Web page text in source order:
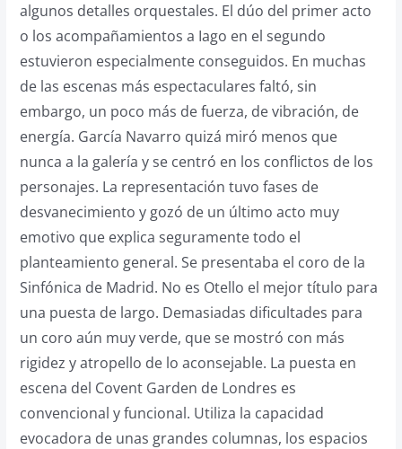
algunos detalles orquestales. El dúo del primer acto
o los acompañamientos a Iago en el segundo
estuvieron especialmente conseguidos. En muchas
de las escenas más espectaculares faltó, sin
embargo, un poco más de fuerza, de vibración, de
energía. García Navarro quizá miró menos que
nunca a la galería y se centró en los conflictos de los
personajes. La representación tuvo fases de
desvanecimiento y gozó de un último acto muy
emotivo que explica seguramente todo el
planteamiento general. Se presentaba el coro de la
Sinfónica de Madrid. No es Otello el mejor título para
una puesta de largo. Demasiadas dificultades para
un coro aún muy verde, que se mostró con más
rigidez y atropello de lo aconsejable. La puesta en
escena del Covent Garden de Londres es
convencional y funcional. Utiliza la capacidad
evocadora de unas grandes columnas, los espacios